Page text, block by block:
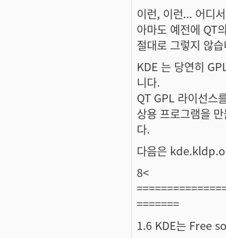
이런, 이런... 어디
아마도 예전에 QT
절대로 그렇지 않
KDE 는 당연히
니다.
QT GPL 라이선스
상용 프로그램을
다.
다음은
8<
=======
1.6 KDE는 Free